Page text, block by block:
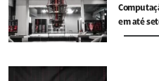
em até